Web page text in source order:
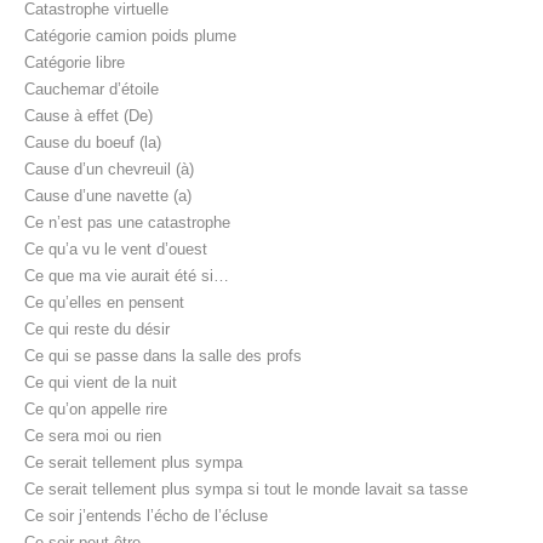
Catastrophe virtuelle
Catégorie camion poids plume
Catégorie libre
Cauchemar d’étoile
Cause à effet (De)
Cause du boeuf (la)
Cause d’un chevreuil (à)
Cause d’une navette (a)
Ce n’est pas une catastrophe
Ce qu’a vu le vent d’ouest
Ce que ma vie aurait été si…
Ce qu’elles en pensent
Ce qui reste du désir
Ce qui se passe dans la salle des profs
Ce qui vient de la nuit
Ce qu’on appelle rire
Ce sera moi ou rien
Ce serait tellement plus sympa
Ce serait tellement plus sympa si tout le monde lavait sa tasse
Ce soir j’entends l’écho de l’écluse